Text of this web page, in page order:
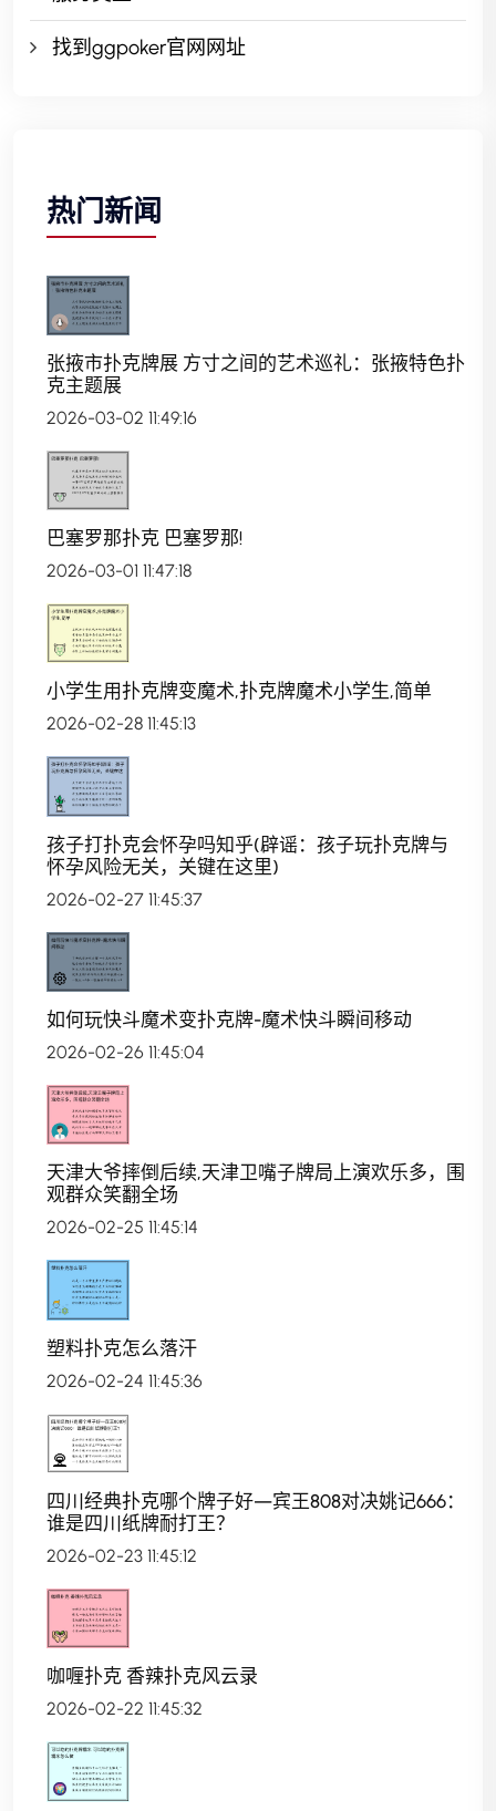
找到ggpoker官网网址
热门新闻
张掖市扑克牌展 方寸之间的艺术巡礼：张掖特色扑
克主题展
2026-03-02 11:49:16
巴塞罗那扑克 巴塞罗那!
2026-03-01 11:47:18
小学生用扑克牌变魔术,扑克牌魔术小学生,简单
2026-02-28 11:45:13
孩子打扑克会怀孕吗知乎(辟谣：孩子玩扑克牌与
怀孕风险无关，关键在这里)
2026-02-27 11:45:37
如何玩快斗魔术变扑克牌-魔术快斗瞬间移动
2026-02-26 11:45:04
天津大爷摔倒后续,天津卫嘴子牌局上演欢乐多，围
观群众笑翻全场
2026-02-25 11:45:14
塑料扑克怎么落汗
2026-02-24 11:45:36
四川经典扑克哪个牌子好—宾王808对决姚记666：
谁是四川纸牌耐打王？
2026-02-23 11:45:12
咖喱扑克 香辣扑克风云录
2026-02-22 11:45:32